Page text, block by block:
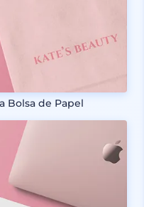
Bolsa de Papel